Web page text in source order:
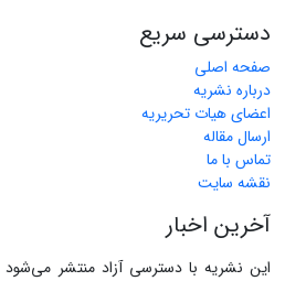
دسترسی سریع
صفحه اصلی
درباره نشریه
اعضای هیات تحریریه
ارسال مقاله
تماس با ما
نقشه سایت
آخرین اخبار
این نشریه با دسترسی آزاد منتشر